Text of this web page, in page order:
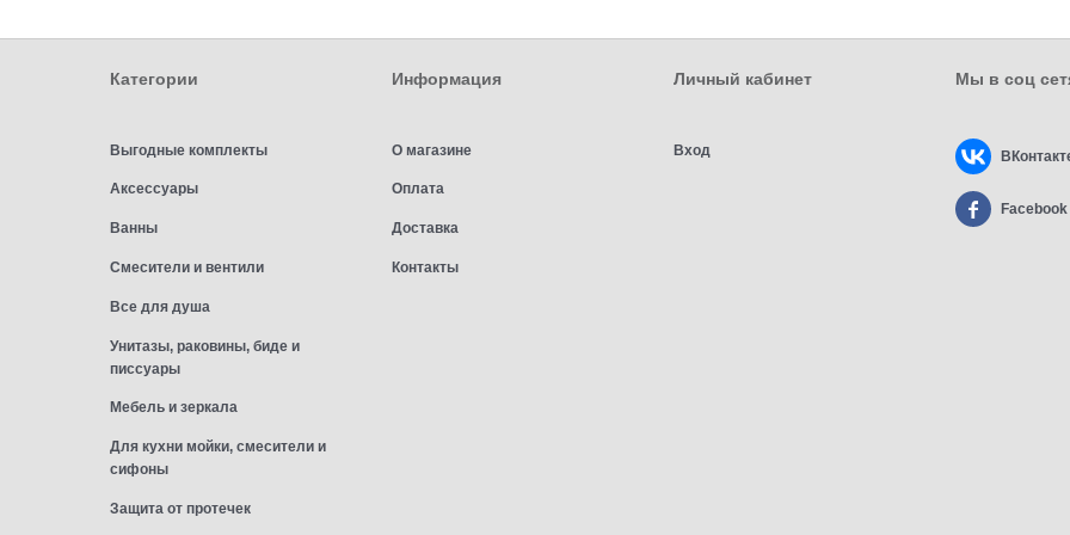
Категории
Выгодные комплекты
Аксессуары
Ванны
Смесители и вентили
Все для душа
Унитазы, раковины, биде и
писсуары
Мебель и зеркала
Для кухни мойки, смесители и
сифоны
Защита от протечек
Информация
О магазине
Оплата
Доставка
Контакты
Личный кабинет
Вход
Мы в соц
Facebook